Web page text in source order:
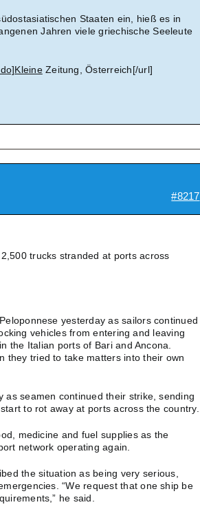
Staaten ein, hieß es in
Jahren viele griechische Seeleute
Zeitung, Österreich[/url]
#8217
trucks stranded at ports across
yesterday as sailors continued
vehicles from entering and leaving
the Italian ports of Bari and Ancona.
they tried to take matters into their own
seamen continued their strike, sending
to rot away at ports across the country.
medicine and fuel supplies as the
network operating again.
the situation as being very serious,
“We request that one ship be
he said.